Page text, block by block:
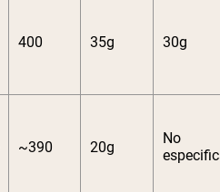
400 35g 30g
~390 20g
No